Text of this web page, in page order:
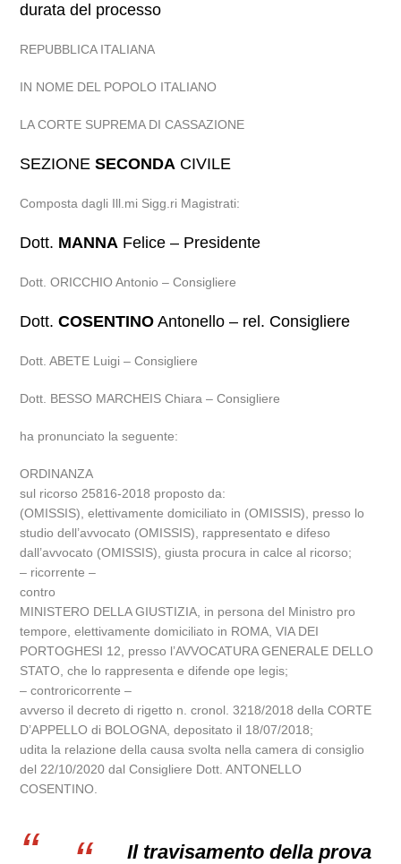
durata del processo
REPUBBLICA ITALIANA
IN NOME DEL POPOLO ITALIANO
LA CORTE SUPREMA DI CASSAZIONE
SEZIONESECONDA CIVILE
Composta dagli Ill.mi Sigg.ri Magistrati:
Dott. MANNA Felice – Presidente
Dott. ORICCHIO Antonio – Consigliere
Dott.COSENTINO Antonello – rel. Consigliere
Dott. ABETE Luigi – Consigliere
Dott. BESSO MARCHEIS Chiara – Consigliere
ha pronunciato la seguente:
ORDINANZA
sul ricorso 25816-2018 proposto da:
(OMISSIS), elettivamente domiciliato in (OMISSIS), presso lo
studio dell’avvocato (OMISSIS), rappresentato e difeso
dall’avvocato (OMISSIS), giusta procura in calce al ricorso;
– ricorrente –
contro
MINISTERO DELLA GIUSTIZIA, in persona del Ministro pro
tempore, elettivamente domiciliato in ROMA, VIA DEI
PORTOGHESI 12, presso l’AVVOCATURA GENERALE DELLO
STATO, che lo rappresenta e difende ope legis;
– controricorrente –
avverso il decreto di rigetto n. cronol. 3218/2018 della CORTE
D’APPELLO di BOLOGNA, depositato il 18/07/2018;
udita la relazione della causa svolta nella camera di consiglio
del 22/10/2020 dal Consigliere Dott. ANTONELLO
COSENTINO.
Il travisamento della prova